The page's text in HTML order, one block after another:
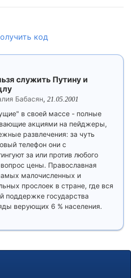
код
служить Путину и
Бабасян, 21.05.2001
в своей массе - полные
акциями на пейджеры,
развлечения: за чуть
телефон они с
за или против любого
вопрос цены. Православная
малочисленных и
прослоек в стране, где вся
поддержке государства
верующих 6 % населения.